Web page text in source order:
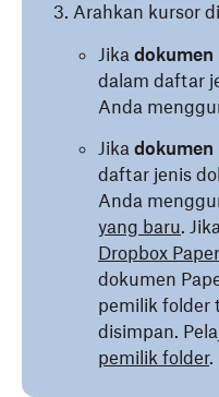
Arahkan kursor
Jika dokumen
dalam daftar
Anda
Jika dokumen
daftar jenis
Anda
yang baru.
Dropbox
dokumen
pemilik folder
disimpan.
pemilik folder.